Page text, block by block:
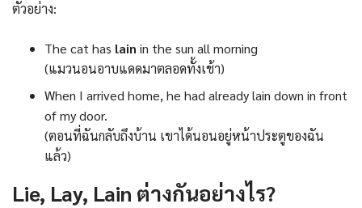
ตัวอย่าง:
The cat has lain in the sun all morning
(แมวนอนอาบแดดมาตลอดทั้งเช้า)
When I arrived home, he had already lain down in front
of my door.
(ตอนที่ฉันกลับถึงบ้าน เขาได้นอนอยู่หน้าประตูของฉัน
แล้ว)
Lie, Lay, Lain ต่างกันอย่างไร?